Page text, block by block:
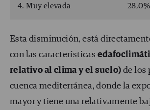
4. Muy elevada 28,0%
Esta disminución, está
con las características edafoclim
relativo al clima y el suelo) de los
cuenca mediterránea, donde la
mayor y tiene una relativamente